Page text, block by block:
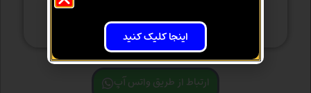
ارتباط از طریق واتس آپ
اینجا کلیک کنید